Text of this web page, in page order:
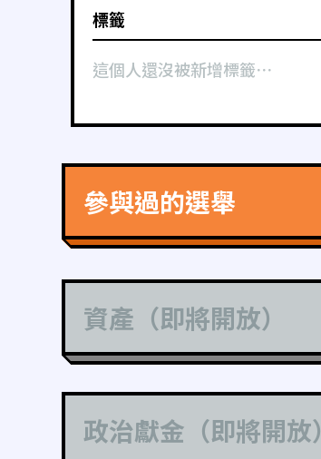
標籤
這個人還沒被新增標籤⋯
參與過的選舉
資產（即將開放）
政治獻金（即將開放）